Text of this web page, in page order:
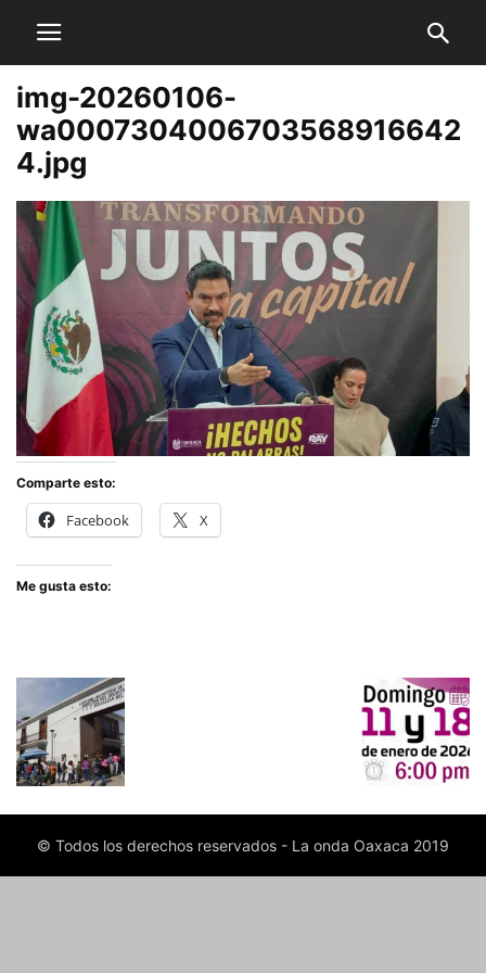
img-20260106-
wa0007304006703568916642
4.jpg
Comparte esto:
Facebook X
Me gusta esto:
© Todos los derechos reservados - La onda Oaxaca 2019